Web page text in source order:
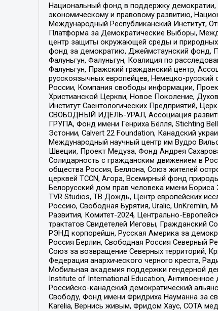
Национальный фонд в поддержку
экономическому и правовому развитию,
Международный Республиканский Институт,
Платформа за Демократические Выборы,
центр защиты окружающей среды и природных
фонд за демократию, Джеймстаунский фонд,
Фалуньгун, Фалуньгун, Коалиция по
Фалуньгун, Пражский гражданский центр,
русскоязычных европейцев, Немецко-
России, Компания свободы информации,
Христианской Церкви, Новое Поколение,
Институт Саентологических Предприятий,
СВОБОДНЫЙ ИДЕЛЬ-УРАЛ, Ассоциация
ГРУПА, Фонд имени Генриха Бёлля, Stichting
Эстонии, Calvert 22 Foundation, Канадский
Международный научный центр им Вудро
Швеции, Проект Медуза, Фонд Андрея
Солидарность с гражданским движением в
общества Россия, Беллона, Союз жителей
церквей TCCN, Агора, Всемирный фонд
Белорусский дом прав человека имени
TVR Studios, ТВ Дождь, Центр европейских
Россию, Свободная Бурятия, Uralic, UnKremlin,
Развития, Комитет-2024, Центрально-
трактатов Свидетелей Иеговы, Гражданский
РЭНД корпорейшн, Русская Америка за
Россия Берлин, Свободная Россия Северный
Союз за возвращение Северных территорий,
Федерация анархического черного креста,
Мобильная академия поддержки гендерной
Institute of International Education,
Российско-канадский демократический
Свободу, Фонд имени Фридриха Науманна за
Karelia, Вернись живым, Фридом Хаус, СОТА